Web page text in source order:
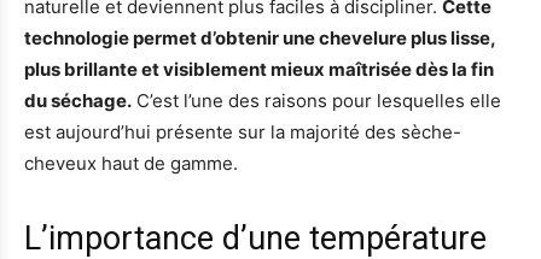
naturelle et deviennent plus faciles à discipliner. Cette
technologie permet d’obtenir une chevelure plus lisse,
plus brillante et visiblement mieux maîtrisée dès la fin
du séchage. C’est l’une des raisons pour lesquelles elle
est aujourd’hui présente sur la majorité des sèche-
cheveux haut de gamme.
L’importance d’une température